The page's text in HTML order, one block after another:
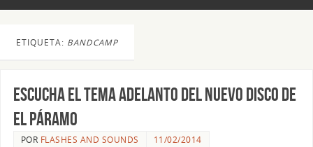
ETIQUETA: BANDCAMP
Escucha el tema adelanto del nuevo disco de
El Páramo
POR FLASHES AND SOUNDS 11/02/2014